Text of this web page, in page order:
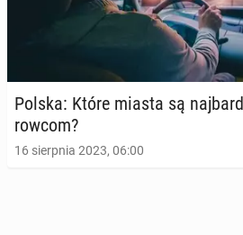
Polska: Które miasta są
row­com?
16 sierpnia 2023, 06:00